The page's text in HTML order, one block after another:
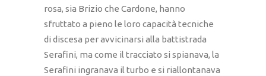
rosa, sia Brizio che Cardone, hanno
sfruttato a pieno le loro capacità tecniche
di discesa per avvicinarsi alla battistrada
Serafini, ma come il tracciato si spianava, la
Serafini ingranava il turbo e si riallontanava